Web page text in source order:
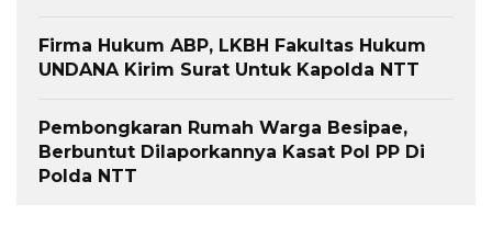
Firma Hukum ABP, LKBH Fakultas Hukum
UNDANA Kirim Surat Untuk Kapolda NTT
Pembongkaran Rumah Warga Besipae,
Berbuntut Dilaporkannya Kasat Pol PP Di
Polda NTT